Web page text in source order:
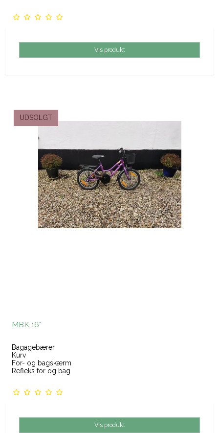
Vis produkt
UDSOLGT
MBK 16"
Bagagebærer
Kurv
For- og bagskærm
Refleks for og bag
Vis produkt